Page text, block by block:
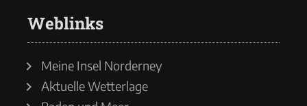
Weblinks
Meine Insel Norderney
Aktuelle Wetterlage